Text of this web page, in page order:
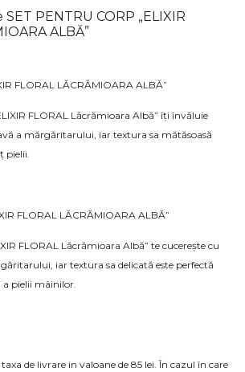
PENTRU CORP „ELIXIR
ALBĂ”
FLORAL LĂCRĂMIOARA ALBĂ”
FLORAL Lăcrămioara Albă” îți învăluie
a mărgăritarului, iar textura sa mătăsoasă
pielii.
FLORAL LĂCRĂMIOARA ALBĂ”
FLORAL Lăcrămioara Albă” te cucerește cu
iar textura sa delicată este perfectă
pielii mâinilor.
de livrare in valoane de 85 lei. În cazul în care